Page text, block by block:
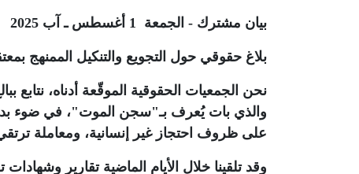
بيان مشترك - الجمعة 1 أغسطس ـ آب 2025
بلاغ حقوقي حول التجويع والتنكيل
نحن الجمعيات الحقوقية الموقّعة أدناه،
على ظروف احتجاز غير إنسانية، ومعاملة
وقد تلقينا خلال الأيام الماضية تقارير وشهادات